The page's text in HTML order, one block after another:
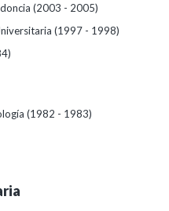
(2003 - 2005)
(1997 - 1998)
(1982 - 1983)